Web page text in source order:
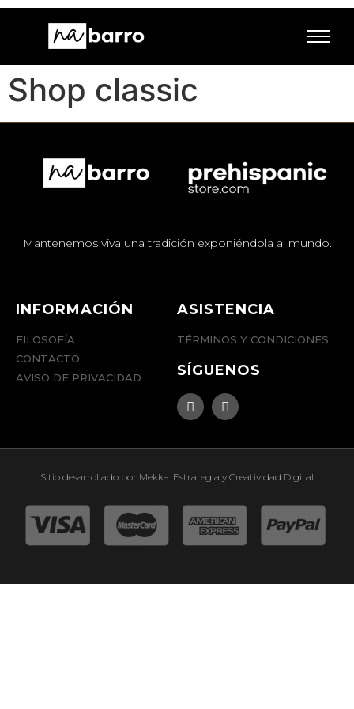
Shop classic
Mantenemos viva una tradición exponiéndola al mundo.
INFORMACIÓN
FILOSOFÍA
CONTACTO
AVISO DE PRIVACIDAD
ASISTENCIA
TÉRMINOS Y CONDICIONES
SÍGUENOS
Sitio desarrollado por Mekka. Estrategia y Creatividad Digital